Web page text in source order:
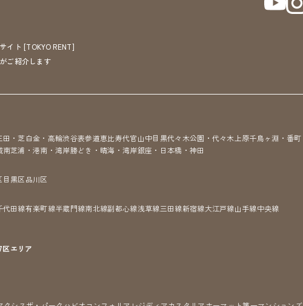
イト [TOKYO RENT]
ご紹介します
田・芝白金・高輪渋谷表参道恵比寿代官山中目黒代々木公園・代々木上原千鳥ヶ淵・番町
南芝浦・港南・湾岸勝どき・晴海・湾岸銀座・日本橋・神田
目黒区品川区
代田線有楽町線半蔵門線南北線副都心線浅草線三田線新宿線大江戸線山手線中央線
区エリア